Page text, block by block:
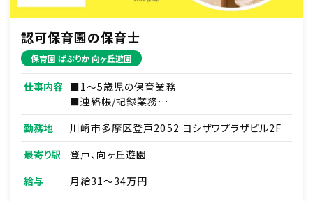
認可保育園の保育士
保育園 ぱぷりか 向ヶ丘遊園
仕事内容 ■1～5歳児の保育業務
■連絡帳/記録業務
■各種研修参加
■保護者/見学対応 など
勤務地
川崎市多摩区登戸2052 ヨシザワプラザビル2F
最寄り駅
登戸、向ヶ丘遊園
給与
月給31～34万円